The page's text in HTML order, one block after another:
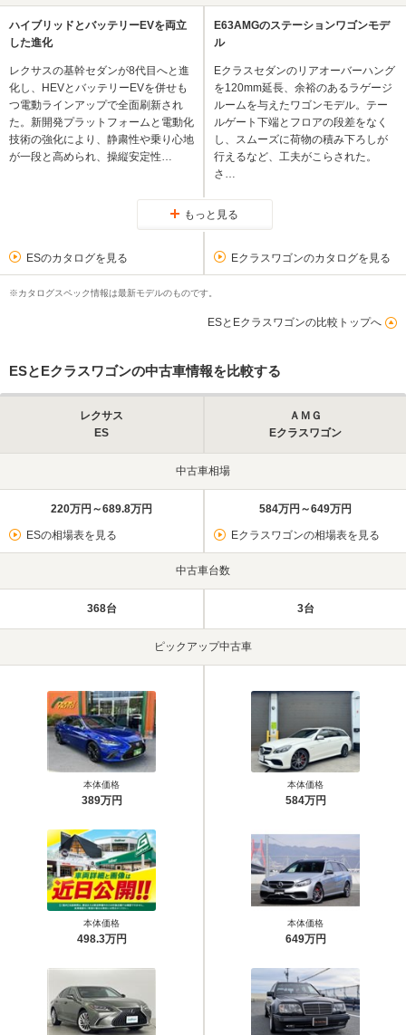
ハイブリッドとバッテリーEVを両立
した進化
レクサスの基幹セダンが8代目へと進
化し、HEVとバッテリーEVを併せも
つ電動ラインアップで全面刷新され
た。新開発プラットフォームと電動化
技術の強化により、静粛性や乗り心地
が一段と高められ、操縦安定性…
E63AMGのステーションワゴンモデ
ル
Eクラスセダンのリアオーバーハング
を120mm延長、余裕のあるラゲージ
ルームを与えたワゴンモデル。テー
ルゲート下端とフロアの段差をなく
し、スムーズに荷物の積み下ろしが
行えるなど、工夫がこらされた。
さ…
もっと見る
ESのカタログを見る Eクラスワゴンのカタログを見る
※カタログスペック情報は最新モデルのものです。
ESとEクラスワゴンの比較トップへ
ESとEクラスワゴンの中古車情報を比較する
レクサス
ES
ＡＭＧ
Eクラスワゴン
中古車相場
220万円～689.8万円
ESの相場表を見る
584万円～649万円
Eクラスワゴンの相場表を見る
中古車台数
368台 3台
ピックアップ中古車
本体価格
389万円
本体価格
498.3万円
本体価格
584万円
本体価格
649万円